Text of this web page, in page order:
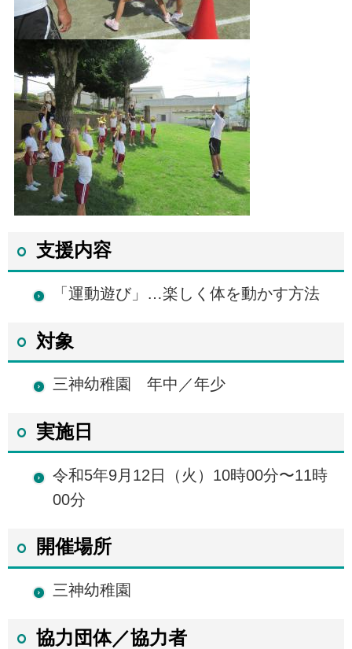
支援内容
「運動遊び」…楽しく体を動かす方法
対象
三神幼稚園 年中／年少
実施日
令和5年9月12日（火）10時00分〜11時
00分
開催場所
三神幼稚園
協力団体／協力者